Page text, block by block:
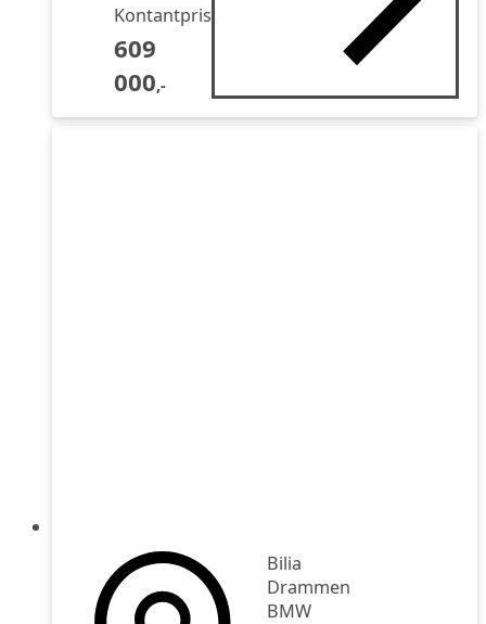
Kontantpris
609
000,-
Bilia
Drammen
BMW